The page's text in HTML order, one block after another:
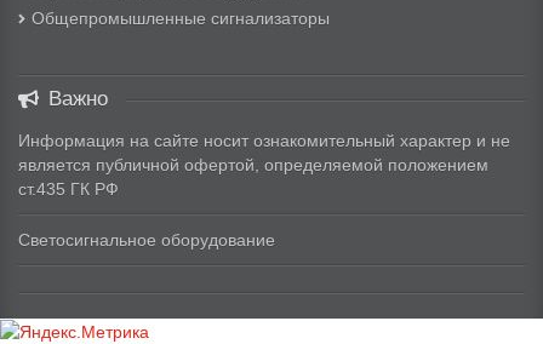
Общепромышленные сигнализаторы
Важно
Информация на сайте носит ознакомительный характер и не
является публичной офертой, определяемой положением
ст.435 ГК РФ
Светосигнальное оборудование